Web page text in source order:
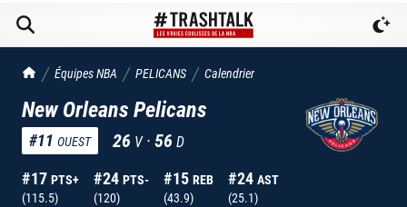
TrashTalk Actu NBA
Équipes NBA PELICANS Calendrier
New Orleans Pelicans
#11 OUEST 26 V ·56 D
#17 PTS+
(115.5)
#24 PTS-
(120)
#15 REB
(43.9)
#24 AST
(25.1)